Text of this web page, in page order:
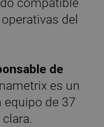
del
de
es un
equipo de 37